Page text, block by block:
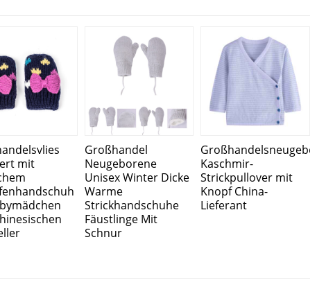
mit
Großhandel
Neugeborene
Unisex Winter Dicke
Warme
Strickhandschuhe
Fäustlinge Mit
Schnur
Kaschmir-
Strickpullover mit
Knopf China-
Lieferant